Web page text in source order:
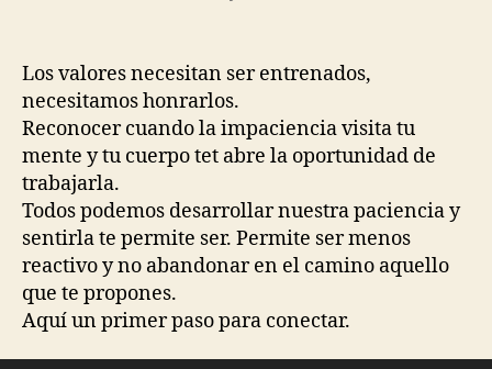
Los valores necesitan ser entrenados,
necesitamos honrarlos.
Reconocer cuando la impaciencia visita tu
mente y tu cuerpo tet abre la oportunidad de
trabajarla.
Todos podemos desarrollar nuestra paciencia y
sentirla te permite ser. Permite ser menos
reactivo y no abandonar en el camino aquello
que te propones.
Aquí un primer paso para conectar.